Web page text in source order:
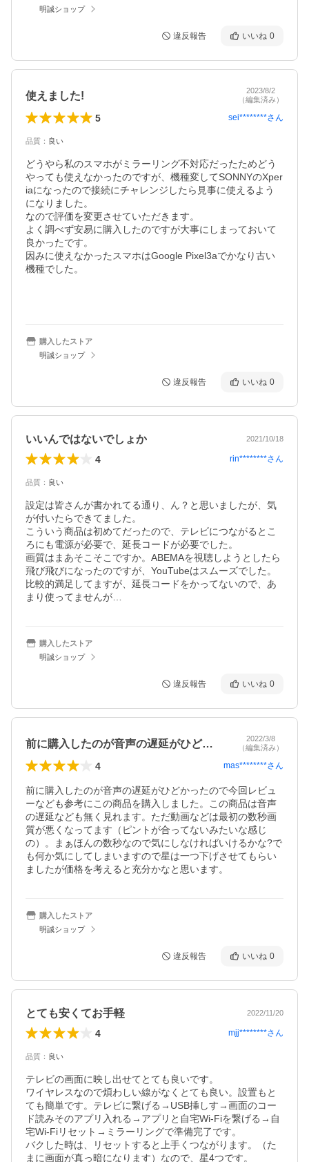
明誠ショップ
違反報告 いいね 0
使えました!
2023/8/2
（編集済み）
5 sei********さん
品質 ： 良い
どうやら私のスマホがミラーリング不対応だったためどう
やっても使えなかったのですが、機種変してSONNYのXper
iaになったので接続にチャレンジしたら見事に使えるよう
になりました。
なので評価を変更させていただきます。
よく調べず安易に購入したのですが大事にしまっておいて
良かったです。
因みに使えなかったスマホはGoogle Pixel3aでかなり古い
機種でした。
購入したストア
明誠ショップ
違反報告 いいね 0
いいんではないでしょか 2021/10/18
4 rin********さん
品質 ： 良い
設定は皆さんが書かれてる通り、ん？と思いましたが、気
が付いたらできてました。
こういう商品は初めてだったので、テレビにつながるとこ
ろにも電源が必要で、延長コードが必要でした。
画質はまあそこそこですか。ABEMAを視聴しようとしたら
飛び飛びになったのですが、YouTubeはスムーズでした。
比較的満足してますが、延長コードをかってないので、あ
まり使ってませんが…
購入したストア
明誠ショップ
違反報告 いいね 0
前に購入したのが音声の遅延がひどかった…
2022/3/8
（編集済み）
4 mas********さん
前に購入したのが音声の遅延がひどかったので今回レビュ
ーなども参考にこの商品を購入しました。この商品は音声
の遅延なども無く見れます。ただ動画などは最初の数秒画
質が悪くなってます（ピントが合ってないみたいな感じ
の）。まぁほんの数秒なので気にしなければいけるかな?で
も何か気にしてしまいますので星は一つ下げさせてもらい
ましたが価格を考えると充分かなと思います。
購入したストア
明誠ショップ
違反報告 いいね 0
とても安くてお手軽 2022/11/20
4 mjj********さん
品質 ： 良い
テレビの画面に映し出せてとても良いです。
ワイヤレスなので煩わしい線がなくとても良い。設置もと
ても簡単です。テレビに繋げる→USB挿しす→画面のコー
ド読みそのアプリ入れる→アプリと自宅Wi-Fiを繋げる→自
宅Wi-Fiリセット→ミラーリングで準備完了です。
バクした時は、リセットすると上手くつながります。（た
まに画面が真っ暗になります）なので、星4つです。